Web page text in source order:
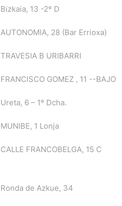
Bizkaia, 13 -2º D
AUTONOMIA, 28 (Bar Errioxa)
TRAVESIA B URIBARRI
FRANCISCO GOMEZ , 11 --BAJO
Ureta, 6 – 1º Dcha.
MUNIBE, 1 Lonja
CALLE FRANCOBELGA, 15 C
Ronda de Azkue, 34